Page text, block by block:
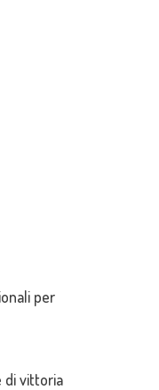
per
di vittoria